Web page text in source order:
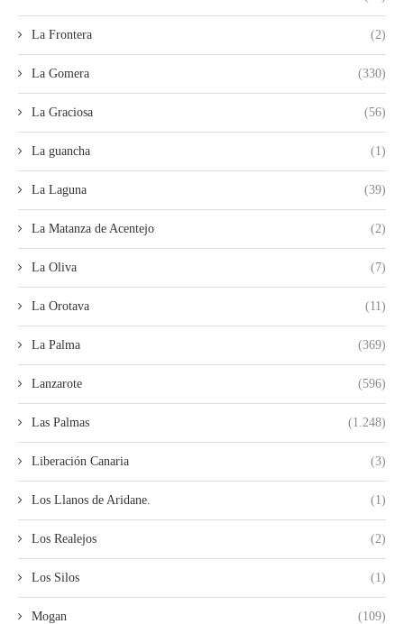
La Frontera (2)
La Gomera (330)
La Graciosa (56)
La guancha (1)
La Laguna (39)
La Matanza de Acentejo (2)
La Oliva (7)
La Orotava (11)
La Palma (369)
Lanzarote (596)
Las Palmas (1.248)
Liberación Canaria (3)
Los Llanos de Aridane. (1)
Los Realejos (2)
Los Silos (1)
Mogan (109)